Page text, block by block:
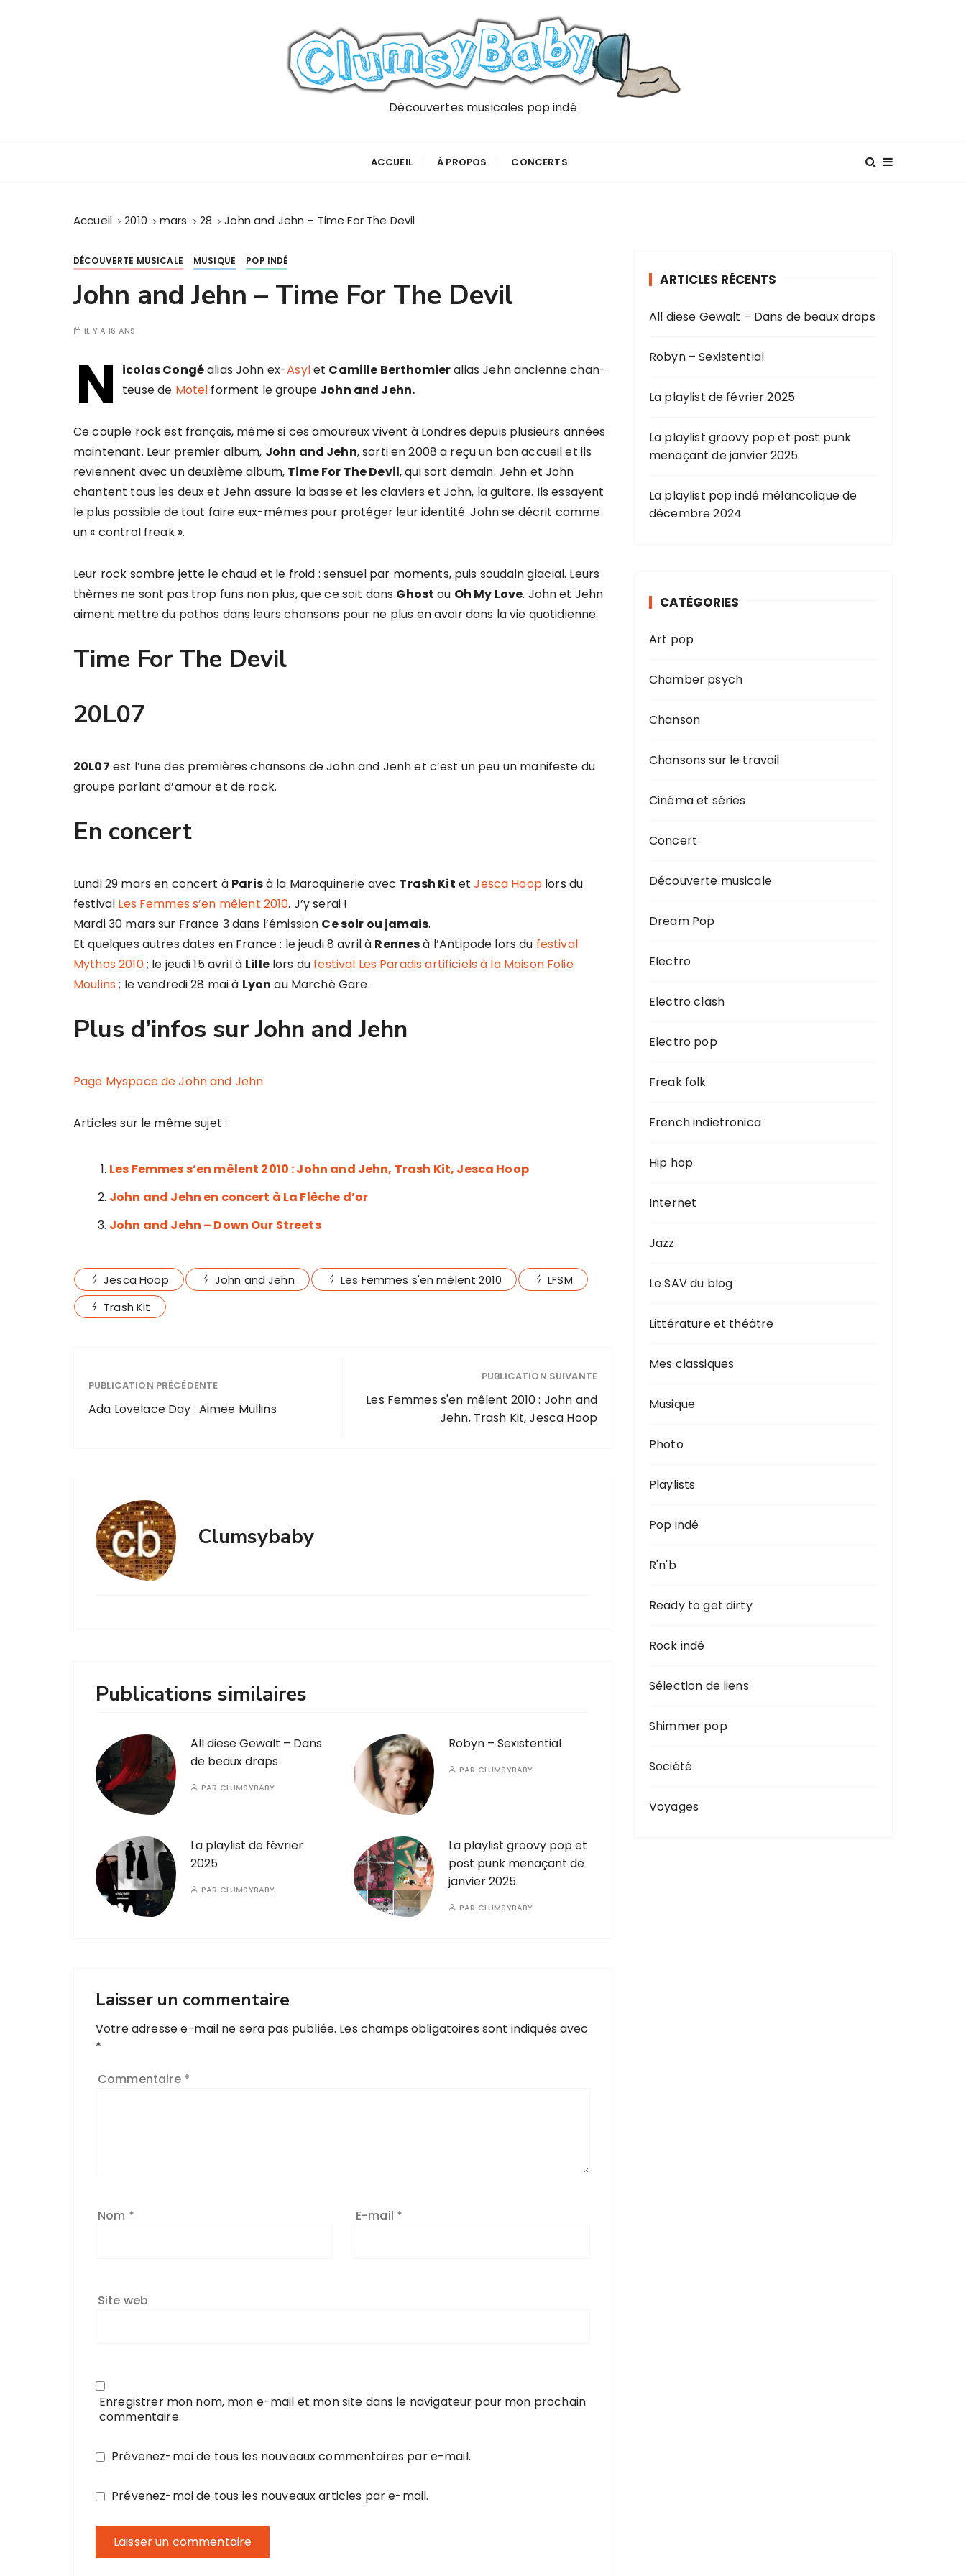
Découvertes musicales pop indé
ACCUEIL À PROPOS CONCERTS
Accueil 2010 mars 28 John and Jehn – Time For The Devil
DÉCOUVERTE MUSICALE MUSIQUE POP INDÉ
John and Jehn – Time For The Devil
IL Y A 16 ANS
N i­co­las Congéalias John ex-Asylet Ca­mille Ber­tho­mieralias Jehn ancienne chan­
teuse de Motel forment le groupe John and Jehn.
Ce couple rock est français, même si ces amoureux vivent à Londres depuis plusieurs années
maintenant. Leur premier album, John and Jehn, sorti en 2008 a reçu un bon accueil et ils
reviennent avec un deuxième album, Time For The Devil, qui sort demain. Jehn et John
chantent tous les deux et Jehn assure la basse et les claviers et John, la guitare. Ils essayent
le plus possible de tout faire eux-mêmes pour protéger leur identité. John se décrit comme
un « control freak ».
Leur rock sombre jette le chaud et le froid : sensuel par moments, puis soudain glacial. Leurs
thèmes ne sont pas trop funs non plus, que ce soit dans Ghost ou Oh My Love. John et Jehn
aiment mettre du pathos dans leurs chansons pour ne plus en avoir dans la vie quotidienne.
Time For The Devil
20L07
20L07 est l’une des premières chansons de John and Jenh et c’est un peu un manifeste du
groupe parlant d’amour et de rock.
En concert
Lundi 29 mars en concert à Parisà la Maroquinerie avec Trash Kit etJesca Hooplors du
festival Les Femmes s’en mêlent 2010. J’y serai !
Mardi 30 mars sur France 3 dans l’émission Ce soir ou jamais.
Et quelques autres dates en France : le jeudi 8 avril à Rennesà l’Antipode lors du festival
Mythos 2010; le jeudi 15 avril à Lillelors du festival Les Paradis artificiels à la Maison Folie
Moulins ; le vendredi 28 mai à Lyon au Marché Gare.
Plus d’infos sur John and Jehn
Page Myspace de John and Jehn
Articles sur le même sujet :
Les Femmes s’en mêlent 2010 : John and Jehn, Trash Kit, Jesca Hoop
John and Jehn en concert à La Flèche d’or
John and Jehn – Down Our Streets
Jesca Hoop John and Jehn Les Femmes s'en mêlent 2010
LFSM
Trash Kit
PUBLICATION PRÉCÉDENTE
Ada Lovelace Day : Aimee Mullins
PUBLICATION SUIVANTE
Les Femmes s'en mêlent 2010 : John and
Jehn, Trash Kit, Jesca Hoop
Clumsybaby
Publications similaires
All diese Gewalt – Dans
de beaux draps
PAR CLUMSYBABY
Robyn – Sexistential
PAR CLUMSYBABY
La playlist de février
2025
PAR CLUMSYBABY
La playlist groovy pop et
post punk menaçant de
janvier 2025
PAR CLUMSYBABY
Laisser un commentaire
Votre adresse e-mail ne sera pas publiée. Les champs obligatoires sont indiqués avec
*
Commentaire *
Nom * E-mail *
Site web
Enregistrer mon nom, mon e-mail et mon site dans le navigateur pour mon prochain
commentaire.
Prévenez-moi de tous les nouveaux commentaires par e-mail.
Prévenez-moi de tous les nouveaux articles par e-mail.
ARTICLES RÉCENTS
All diese Gewalt – Dans de beaux draps
Robyn – Sexistential
La playlist de février 2025
La playlist groovy pop et post punk
menaçant de janvier 2025
La playlist pop indé mélancolique de
décembre 2024
CATÉGORIES
Art pop
Chamber psych
Chanson
Chansons sur le travail
Cinéma et séries
Concert
Découverte musicale
Dream Pop
Electro
Electro clash
Electro pop
Freak folk
French indietronica
Hip hop
Internet
Jazz
Le SAV du blog
Littérature et théâtre
Mes classiques
Musique
Photo
Playlists
Pop indé
R'n'b
Ready to get dirty
Rock indé
Sélection de liens
Shimmer pop
Société
Voyages